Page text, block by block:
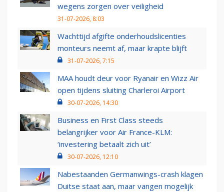
wegens zorgen over veiligheid
31-07-2026, 8:03
Wachttijd afgifte onderhoudslicenties
monteurs neemt af, maar krapte blijft
31-07-2026, 7:15
MAA houdt deur voor Ryanair en Wizz Air
open tijdens sluiting Charleroi Airport
30-07-2026, 14:30
Business en First Class steeds
belangrijker voor Air France-KLM:
‘investering betaalt zich uit’
30-07-2026, 12:10
Nabestaanden Germanwings-crash klagen
Duitse staat aan, maar vangen mogelijk